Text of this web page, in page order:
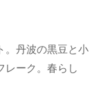
。丹波の黒豆と小
レーク。春らし